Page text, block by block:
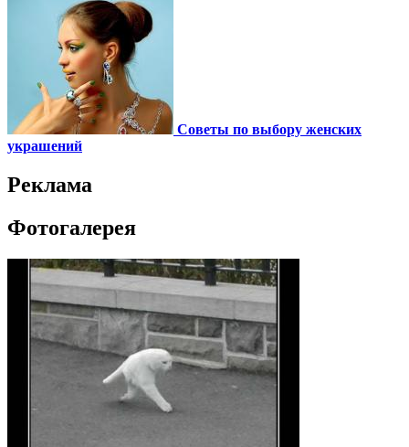
Советы по выбору женских
украшений
Реклама
Фотогалерея